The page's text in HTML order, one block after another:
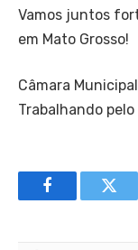
Vamos juntos
em Mato Grosso!
Câmara
Trabalhando
Facebook